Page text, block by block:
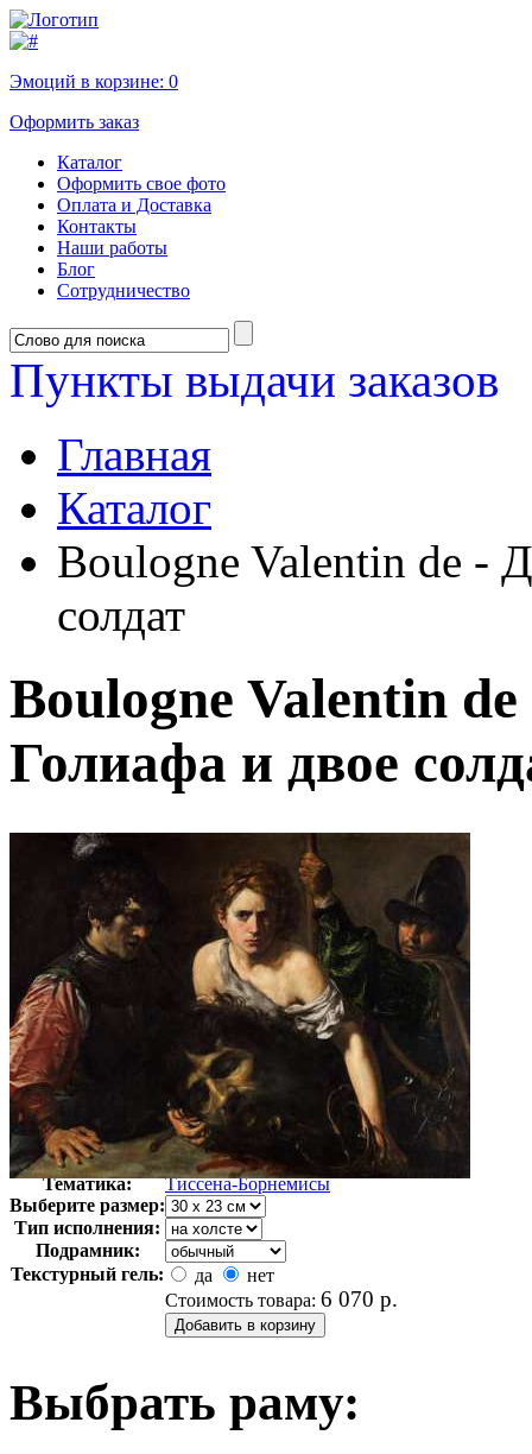
Эмоций в корзине: 0
Оформить заказ
Каталог
Оформить свое фото
Оплата и Доставка
Контакты
Наши работы
Блог
Сотрудничество
Пункты выдачи заказов
Главная
Каталог
Boulogne Valentin de -
солдат
Boulogne Valentin
Голиафа и двое
Автор:
Неизвестно
Арт-стиль
Импрессионизм
Тематика:
Тиссена-Борнемисы
Выберите размер:
Тип исполнения:
Подрамник:
Текстурный гель:
да
нет
Стоимость товара: 6 070 р.
Выбрать раму: